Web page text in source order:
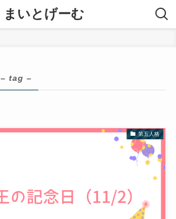
まいとげーむ
– tag –
第五人格